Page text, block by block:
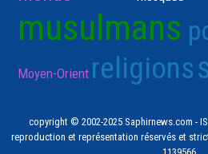
musulmans
Moyen-Orient religions
copyright © 2002-2025 Saphirnews.com -
reproduction et représentation réservés et